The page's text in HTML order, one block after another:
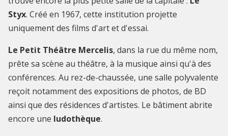
Styx. Créé en 1967, cette institution projette
uniquement des films d'art et d'essai.
Le Petit Théâtre Mercelis, dans la rue du même nom,
prête sa scène au théâtre, à la musique ainsi qu'à des
conférences. Au rez-de-chaussée, une salle polyvalente
reçoit notamment des expositions de photos, de BD
ainsi que des résidences d'artistes. Le bâtiment abrite
encore une ludothèque.